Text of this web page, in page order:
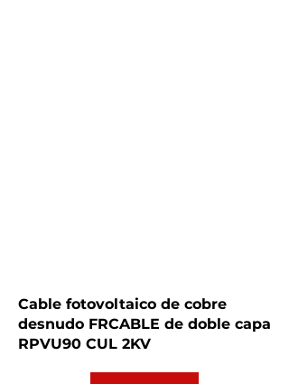
Cable fotovoltaico de cobre
desnudo FRCABLE de doble capa
RPVU90 CUL 2KV